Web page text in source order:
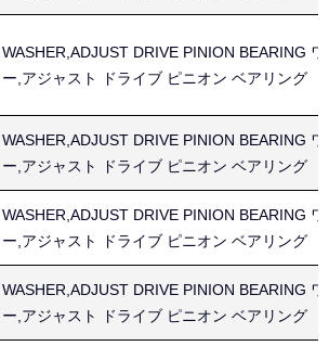
WASHER,ADJUST DRIVE PINION BEARING
ー,アジャスト ドライブ ピニオン ベアリング
WASHER,ADJUST DRIVE PINION BEARING
ー,アジャスト ドライブ ピニオン ベアリング
WASHER,ADJUST DRIVE PINION BEARING
ー,アジャスト ドライブ ピニオン ベアリング
WASHER,ADJUST DRIVE PINION BEARING
ー,アジャスト ドライブ ピニオン ベアリング